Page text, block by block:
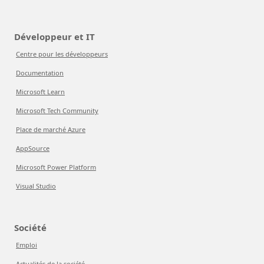
Développeur et IT
Centre pour les développeurs
Documentation
Microsoft Learn
Microsoft Tech Community
Place de marché Azure
AppSource
Microsoft Power Platform
Visual Studio
Société
Emploi